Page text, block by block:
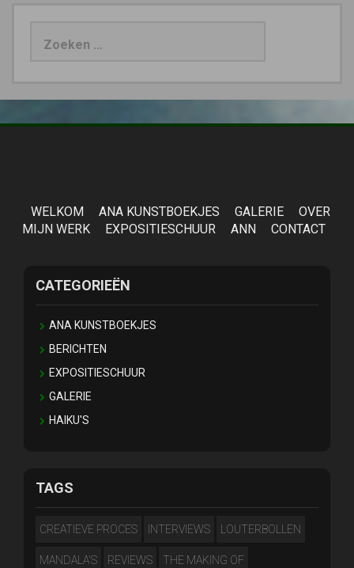
WELKOM ANA KUNSTBOEKJES GALERIE
OVER
MIJN WERK
EXPOSITIESCHUUR ANN CONTACT
CATEGORIEËN
ANA KUNSTBOEKJES
BERICHTEN
EXPOSITIESCHUUR
GALERIE
HAIKU'S
TAGS
CREATIEVE PROCES INTERVIEWS LOUTERBOLLEN
MANDALA'S REVIEWS THE MAKING OF